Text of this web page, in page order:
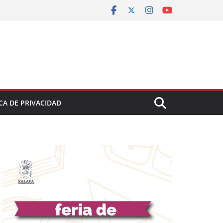
DE PRIVACIDAD